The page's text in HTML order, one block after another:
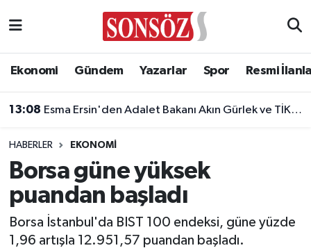
Ekonomi Gündem Yazarlar Spor Resmi
13:08 Esma Ersin'den Adalet Bakanı Akın Gürlek ve TİKA Başkanı Abdullah Eren'e ziyaret
HABERLER EKONOMI
Borsa güne yüksek
puandan başladı
Borsa İstanbul'da BIST 100 endeksi, güne yüzde
1,96 artışla 12.951,57 puandan başladı.
Asayiş
Çevre
Diğer
Ankara Nöbetçi Eczaneler
Ankara Trafik Yoğunluk Haritası
Süper Lig Puan Durumu ve Fikstür
Tüm Manşetler